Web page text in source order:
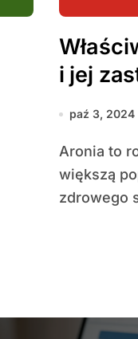
i jej
paź 3, 2024
Aronia to roślina, która zyskuje coraz
większą
zdrowego